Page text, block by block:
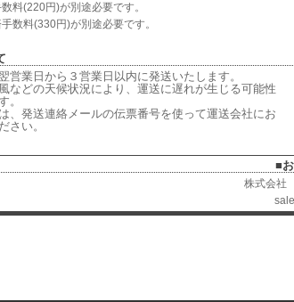
料(220円)が別途必要です。
数料(330円)が別途必要です。
営業日から３営業日以内に発送いたします。
などの天候状況により、 運送に遅れが生じる可能性
。
、 発送連絡メールの伝票番号を使って運送会社にお
さい。
■
株式会社